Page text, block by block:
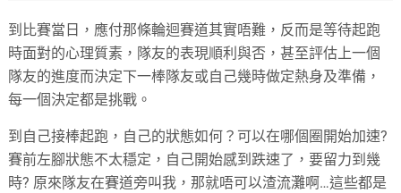
到比賽當日，應付那條輪迴賽道其實唔難，反而是等待起跑
時面對的心理質素，隊友的表現順利與否，甚至評估上一個
隊友的進度而決定下一棒隊友或自己幾時做定熱身及準備，
每一個決定都是挑戰。
到自己接棒起跑，自己的狀態如何？可以在哪個圈開始加速?
賽前左腳狀態不太穩定，自己開始感到跌速了，要留力到幾
時? 原來隊友在賽道旁叫我，那就唔可以渣流灘啊…這些都是